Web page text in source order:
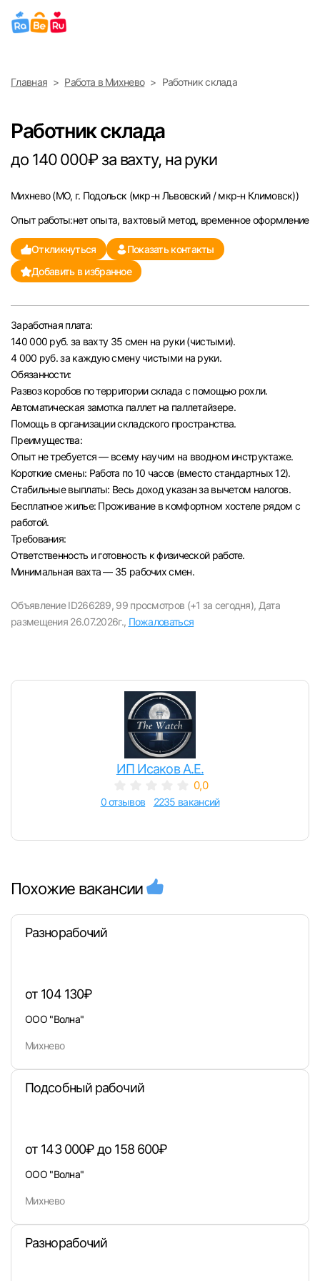
Выберите город
Санкт-Петербург
Ижевск
Екатеринбург
Саратов
Казань
Челябинск
Пермь
Самара
Оренбург
Волгоград
Ульяновск
Курган
Уфа
Главная Работа в Михнево Работник склада
Работник склада
до 140 000₽ за вахту, на руки
Михнево(МО, г. Подольск (мкр-н Львовский / мкр-н Климовск))
Опыт работы:нет опыта, вахтовый метод, временное оформление
Откликнуться
Показать контакты
Добавить в избранное
Заработная плата:
140 000 руб. за вахту 35 смен на руки (чистыми).
4 000 руб. за каждую смену чистыми на руки.
Обязанности:
Развоз коробов по территории склада с помощью рохли.
Автоматическая замотка паллет на паллетайзере.
Помощь в организации складского пространства.
Преимущества:
Опыт не требуется — всему научим на вводном инструктаже.
Короткие смены: Работа по 10 часов (вместо стандартных 12).
Стабильные выплаты: Весь доход указан за вычетом налогов.
Бесплатное жилье: Проживание в комфортном хостеле рядом с
работой.
Требования:
Ответственность и готовность к физической работе.
Минимальная вахта — 35 рабочих смен.
Объявление ID266289, 99 просмотров (+1 за сегодня), Дата
размещения 26.07.2026г., Пожаловаться
ИП Исаков А.Е.
0,0
0 отзывов 2235 вакансий
Похожие вакансии
Разнорабочий
от 104 130₽
ООО "Волна"
Михнево
Подсобный рабочий
от 143 000₽ до 158 600₽
ООО "Волна"
Михнево
Разнорабочий